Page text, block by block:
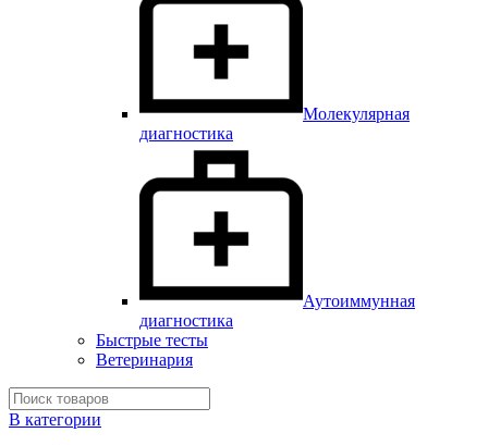
Молекулярная
диагностика
Аутоиммунная
диагностика
Быстрые тесты
Ветеринария
В категории